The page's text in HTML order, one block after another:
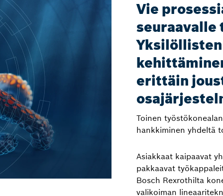
Vie
seuraavalle
erittäin
Toinen
hankkiminen yhdeltä
Asiakkaat kaipaavat
pakkaavat
Bosch Rexrothilta
valikoiman